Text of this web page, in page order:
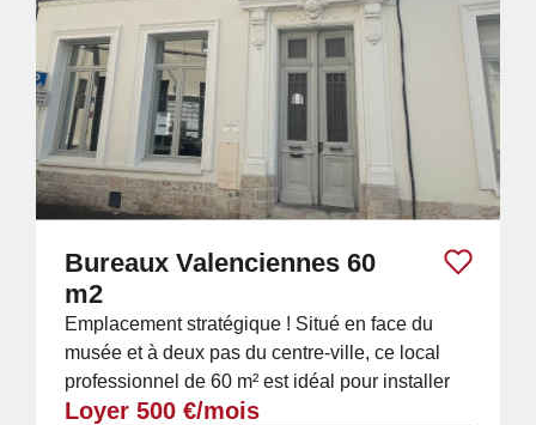
Bureaux Valenciennes 60
m2
Emplacement stratégique ! Situé en face du
musée et à deux pas du centre-ville, ce local
professionnel de 60 m² est idéal pour installer
vos bureaux ou une activité libérale. ...
Loyer 500 €/mois